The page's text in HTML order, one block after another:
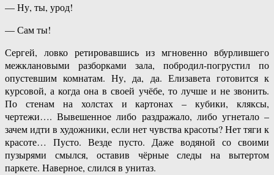
— Ну, ты, урод!
— Сам ты!
Сергей, ловко ретировавшись из мгновенно вбурлившего
межклановыми разборками зала, побродил-погрустил по
опустевшим комнатам. Ну, да, да. Елизавета готовится к
курсовой, а когда она в своей учёбе, то лучше и не звонить.
По стенам на холстах и картонах – кубики, кляксы,
чертежи…. Вывешенное либо раздражало, либо угнетало –
зачем идти в художники, если нет чувства красоты? Нет тяги к
красоте… Пусто. Везде пусто. Даже водяной со своими
пузырями смылся, оставив чёрные следы на вытертом
паркете. Наверное, слился в унитаз.